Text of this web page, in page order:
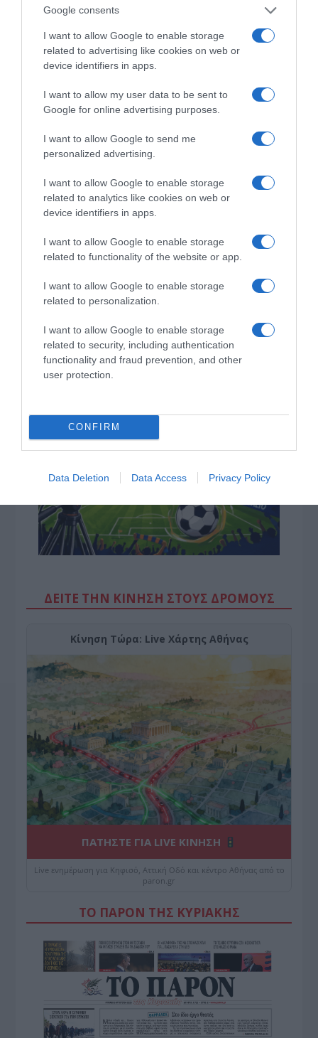
Google consents
I want to allow Google to enable storage
related to advertising like cookies on web or
device identifiers in apps.
I want to allow my user data to be sent to
Google for online advertising purposes.
I want to allow Google to send me
personalized advertising.
I want to allow Google to enable storage
related to analytics like cookies on web or
device identifiers in apps.
I want to allow Google to enable storage
related to functionality of the website or app.
I want to allow Google to enable storage
related to personalization.
I want to allow Google to enable storage
related to security, including authentication
functionality and fraud prevention, and other
user protection.
CONFIRM
Data Deletion Data Access Privacy Policy
το ελληνικό καλοκαίρι και ένας
ΌΣΑ ΧΡΕΙΆΖΕΣΑΙ
Υποχώρηση στη μάχη διεκδίκησης της 10ης θέσης
Κλασικός Δεκαπενταύγουστος με ηλιοφάνεια, υψηλές
που έρχεται
Ματθαίου
για ΝΔ
Προβληματίζει το κύμα φυγής των συνταξιούχων
Αντίστροφη μέτρηση για το Μπέρμιγχαμ 2026:
ΔΕΙΤΕ ΤΗΝ ΚΙΝΗΣΗ ΣΤΟΥΣ ΔΡΌΜΟΥΣ
Κίνηση Τώρα: Live Χάρτης Αθήνας
ΠΑΤΗΣΤΕ ΓΙΑ LIVE ΚΙΝΗΣΗ
Live ενημέρωση για Κηφισό, Αττική Οδό και κέντρο Αθήνας από το
paron.gr
ΤΟ ΠΑΡΟΝ ΤΗΣ ΚΥΡΙΑΚΗΣ